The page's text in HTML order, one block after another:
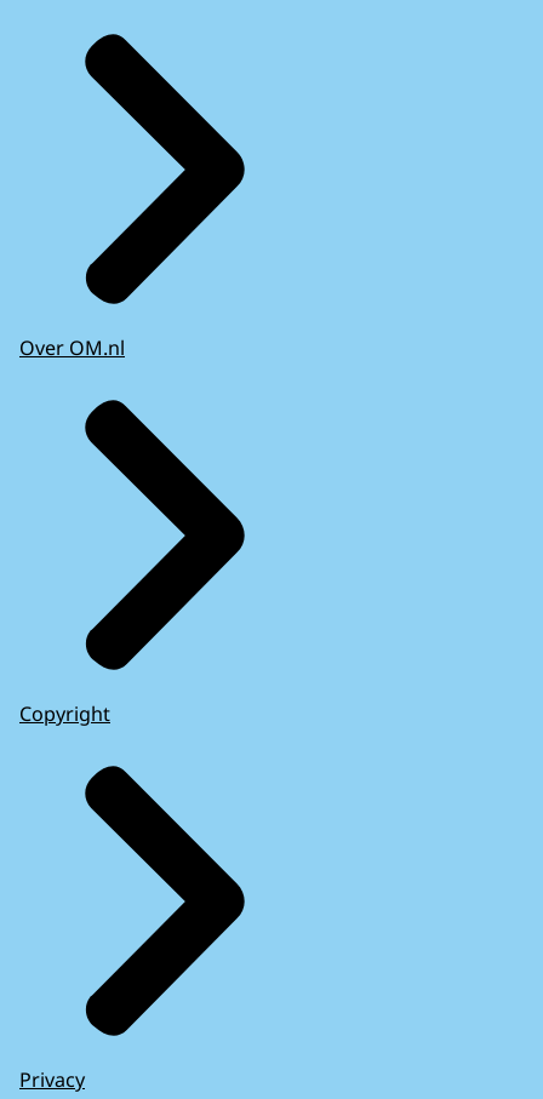
Over OM.nl
Copyright
Privacy